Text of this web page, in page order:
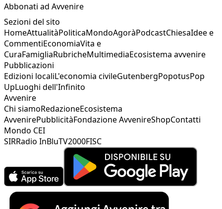
Abbonati ad Avvenire
Sezioni del sito
HomeAttualitàPoliticaMondoAgoràPodcastChiesaIdee e
CommentiEconomiaVita e
CuraFamigliaRubricheMultimediaEcosistema avvenire
Pubblicazioni
Edizioni localiL'economia civileGutenbergPopotusPop
UpLuoghi dell'Infinito
Avvenire
Chi siamoRedazioneEcosistema
AvvenirePubblicitàFondazione AvvenireShopContatti
Mondo CEI
SIRRadio InBluTV2000FISC